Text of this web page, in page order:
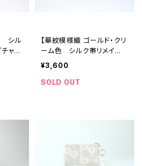
シル
ャー
イク
ギフ
【華紋模様織 ゴールド・クリ
ーム色 シルク帯リメイ
ク バッグチャーム型スク
エアポーチ】メイクポーチ
旅行 誕生日ギフトにも。
¥3,600
SOLD OUT